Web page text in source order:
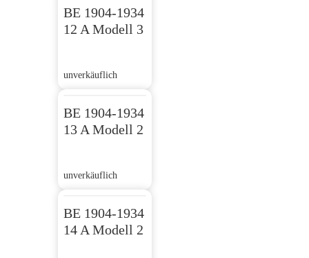
BE 1904-1934
12 A Modell 3
unverkäuflich
BE 1904-1934
13 A Modell 2
unverkäuflich
BE 1904-1934
14 A Modell 2